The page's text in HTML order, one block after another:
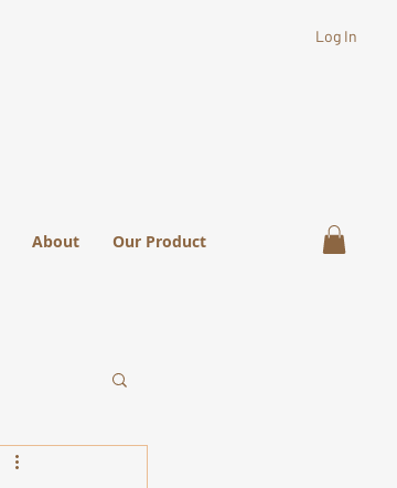
Log In
About Our Product